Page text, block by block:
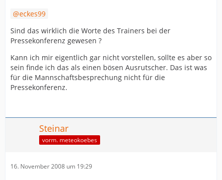
eckes99
Sind das wirklich die Worte des Trainers bei der
Pressekonferenz gewesen ?
Kann ich mir eigentlich gar nicht vorstellen, sollte es aber so
sein finde ich das als einen bösen Ausrutscher. Das ist was
für die Mannschaftsbesprechung nicht für die
Pressekonferenz.
Steinar
vorm. meteokoebes
16. November 2008 um 19:29